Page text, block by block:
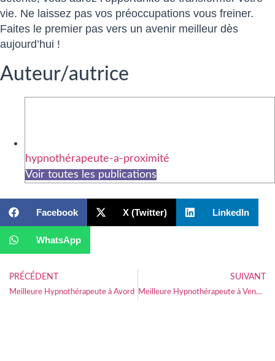
vie. Ne laissez pas vos préoccupations vous freiner.
Faites le premier pas vers un avenir meilleur dès
aujourd’hui !
Auteur/autrice
hypnothérapeute-a-proximité
Voir toutes les publications
Facebook X (Twitter) LinkedIn
WhatsApp
PRÉCÉDENT
Meilleure Hypnothérapeute à Avord
SUIVANT
Meilleure Hypnothérapeute à Vendôme